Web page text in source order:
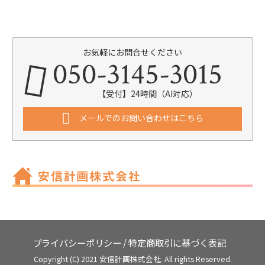
お気軽にお問合せください
050-3145-3015
【受付】24時間（AI対応）
メールでのお問い合わせはこちら
プライバシーポリシー /特定商取引に基づく表記
Copyright (C) 2021 安信計画株式会社. All rights Reserved.